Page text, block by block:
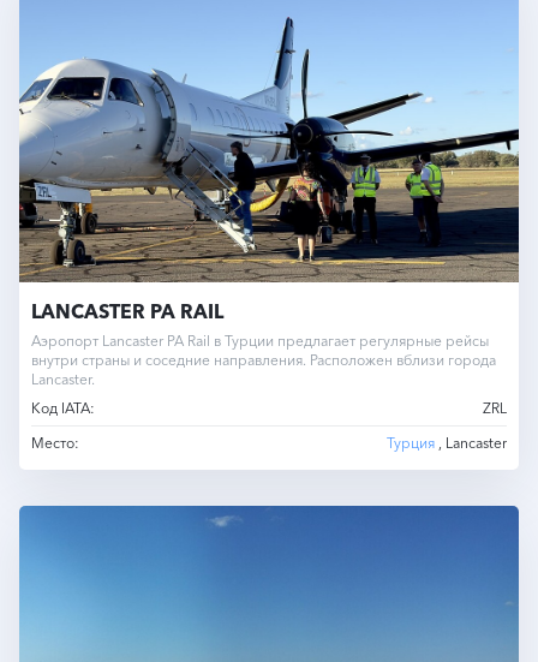
LANCASTER PA RAIL
Аэропорт Lancaster PA Rail в Турции предлагает регулярные рейсы
внутри страны и соседние направления. Расположен вблизи города
Lancaster.
Код IATA:
ZRL
Место:
Турция , Lancaster